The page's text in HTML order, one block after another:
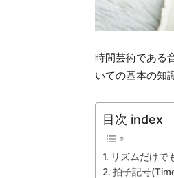
時間芸術である
いての基本の知
目次 index
リズムだけで
拍子記号